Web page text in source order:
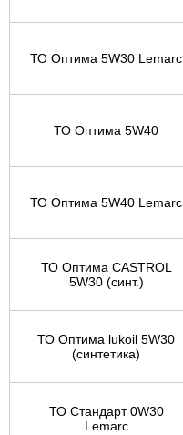
ТО Оптима 5W30 Lemarc
ТО Оптима 5W40
ТО Оптима 5W40 Lemarc
ТО Оптима CASTROL
5W30 (синт.)
ТО Оптима lukoil 5W30
(синтетика)
ТО Стандарт 0W30
Lemarc